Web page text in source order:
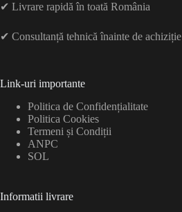
✔ Livrare rapidă în toată România
✔ Consultanță tehnică înainte de achiziție
Link-uri importante
Politica de Confidențialitate
Politica Cookies
Termeni și Condiții
ANPC
SOL
Informatii livrare